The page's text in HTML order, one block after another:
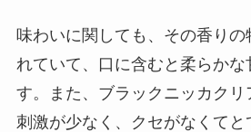
味わいに関しても、その香りの
れていて、口に含むと柔らかな
す。また、ブラックニッカク
刺激が少なく、クセがなくて